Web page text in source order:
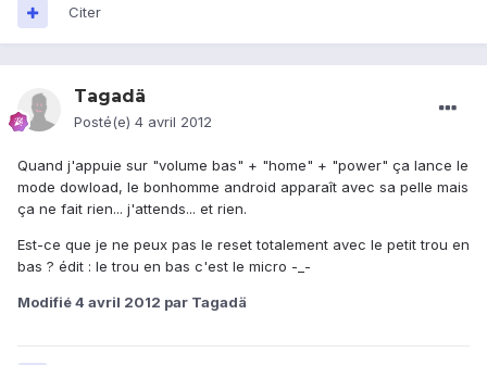
Citer
Tagadä
Posté(e) 4 avril 2012
Quand j'appuie sur "volume bas" + "home" + "power" ça lance le
mode dowload, le bonhomme android apparaît avec sa pelle mais
ça ne fait rien... j'attends... et rien.
Est-ce que je ne peux pas le reset totalement avec le petit trou en
bas ? édit : le trou en bas c'est le micro -_-
Modifié4 avril 2012 par Tagadä